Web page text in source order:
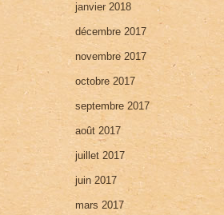
janvier 2018
décembre 2017
novembre 2017
octobre 2017
septembre 2017
août 2017
juillet 2017
juin 2017
mars 2017